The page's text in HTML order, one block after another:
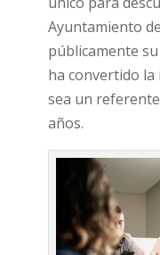
Ayuntamiento
públicamente
ha convertido la
sea un
años.